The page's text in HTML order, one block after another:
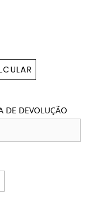
DE DEVOLUÇÃO